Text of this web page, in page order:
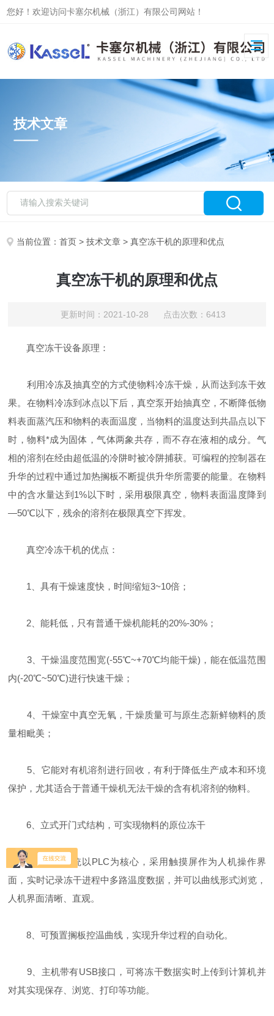
您好！欢迎访问卡塞尔机械（浙江）有限公司网站！
技术文章
当前位置：首页 >技术文章 > 真空冻干机的原理和优点
真空冻干机的原理和优点
更新时间：2021-10-28 点击次数：6413
真空冻干设备原理：
利用冷冻及抽真空的方式使物料冷冻干燥，从而达到冻干效
果。在物料冷冻到冰点以下后，真空泵开始抽真空，不断降低物
料表面蒸汽压和物料的表面温度，当物料的温度达到共晶点以下
时，物料*成为固体，气体两象共存，而不存在液相的成分。气
相的溶剂在经由超低温的冷阱时被冷阱捕获。可编程的控制器在
升华的过程中通过加热搁板不断提供升华所需要的能量。在物料
中的含水量达到1%以下时，采用极限真空，物料表面温度降到
—50℃以下，残余的溶剂在极限真空下挥发。
真空冷冻干机的优点：
1、具有干燥速度快，时间缩短3~10倍；
2、能耗低，只有普通干燥机能耗的20%-30%；
3、干燥温度范围宽(-55℃~+70℃均能干燥)，能在低温范围
内(-20℃~50℃)进行快速干燥；
4、干燥室中真空无氧，干燥质量可与原生态新鲜物料的质
量相毗美；
5、它能对有机溶剂进行回收，有利于降低生产成本和环境
保护，尤其适合于普通干燥机无法干燥的含有机溶剂的物料。
6、立式开门式结构，可实现物料的原位冻干
7、控制系统以PLC为核心，采用触摸屏作为人机操作界
面，实时记录冻干进程中多路温度数据，并可以曲线形式浏览，
人机界面清晰、直观。
8、可预置搁板控温曲线，实现升华过程的自动化。
9、主机带有USB接口，可将冻干数据实时上传到计算机并
对其实现保存、浏览、打印等功能。